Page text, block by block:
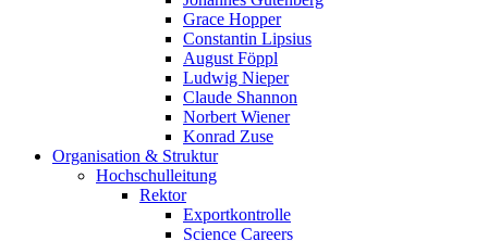
Grace Hopper
Constantin Lipsius
August Föppl
Ludwig Nieper
Claude Shannon
Norbert Wiener
Konrad Zuse
Organisation & Struktur
Hochschulleitung
Rektor
Exportkontrolle
Science Careers